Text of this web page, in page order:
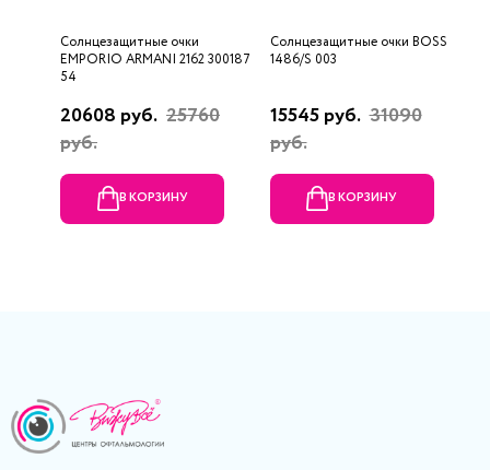
Солнцезащитные очки
EMPORIO ARMANI 2162 300187
54
20608 руб. 25760
руб.
В КОРЗИНУ
Солнцезащитные очки BOSS
1486/S 003
15545 руб. 31090
руб.
В КОРЗИНУ